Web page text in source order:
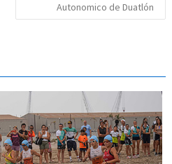
Autonomico de Duatlón